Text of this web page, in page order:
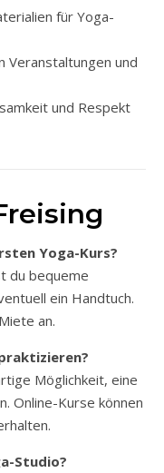
für Yoga-
Veranstaltungen und
und Respekt
Yoga-Kurs?
du bequeme
ein Handtuch.
an.
Möglichkeit, eine
Online-Kurse können
Studio?